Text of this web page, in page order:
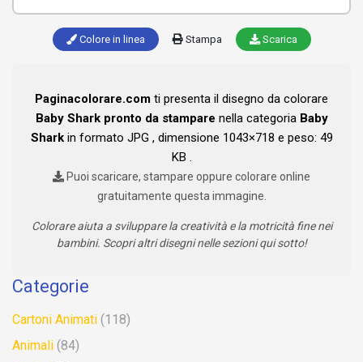
Colore in linea Stampa Scarica
Paginacolorare.com ti presenta il disegno da colorare
Baby Shark pronto da stampare nella categoria Baby
Sharkin formato JPG , dimensione 1043×718 e peso: 49
KB .
Puoi scaricare, stampare oppure colorare online
gratuitamente questa immagine.
Colorare aiuta a sviluppare la creatività e la motricità fine nei
bambini. Scopri altri disegni nelle sezioni qui sotto!
Categorie
Cartoni Animati (118)
Animali (84)